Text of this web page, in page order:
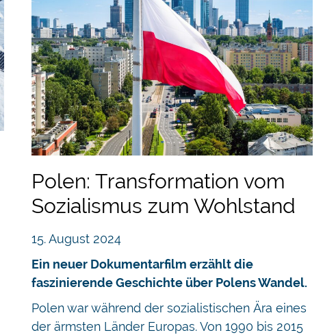
Polen: Transformation vom
Sozialismus zum Wohlstand
15. August 2024
Ein neuer Dokumentarfilm erzählt die
faszinierende Geschichte über Polens Wandel.
Polen war während der sozialistischen Ära eines
der ärmsten Länder Europas. Von 1990 bis 2015